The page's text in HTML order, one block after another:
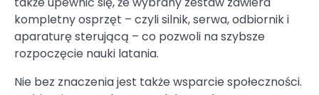
kompletny osprzęt – czyli silnik, serwa, odbiornik i
aparaturę sterującą – co pozwoli na szybsze
rozpoczęcie nauki latania.
Nie bez znaczenia jest także wsparcie społeczności.